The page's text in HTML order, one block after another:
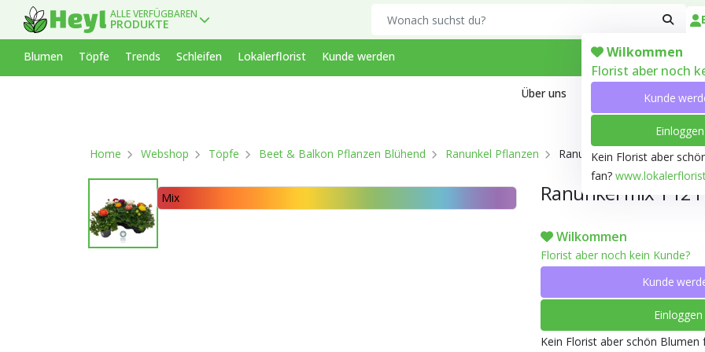
ALLE VERFÜGBAREN
PRODUKTE
Wilkommen
Florist aber noch
Kunde
Einloggen
Kein Florist aber
fan?
Blumen Töpfe Trends Schleifen Lokalerflorist Kunde werden
Über uns Arbeiten bei
Home Webshop Töpfe Beet & Balkon Pflanzen Blühend Ranunkel Pflanzen Ranunkel mix T12 H023
Mix Ranunkel mix T12
Wilkommen
Florist aber noch kein Kunde?
Kunde
Einloggen
Kein Florist aber schön Blumen